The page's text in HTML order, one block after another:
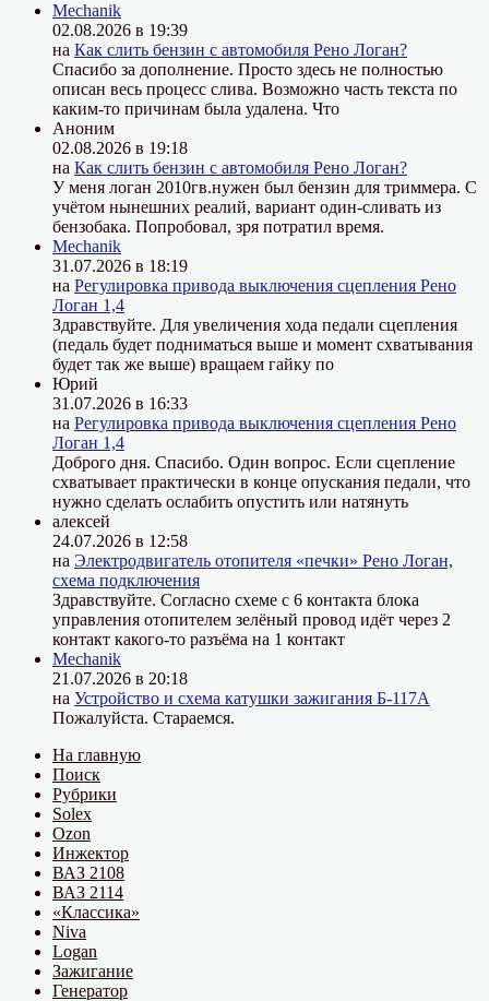
Mechanik
02.08.2026 в 19:39
на Как слить бензин с автомобиля Рено Логан?
Спасибо за дополнение. Просто здесь не полностью
описан весь процесс слива. Возможно часть текста по
каким-то причинам была удалена. Что
Аноним
02.08.2026 в 19:18
на Как слить бензин с автомобиля Рено Логан?
У меня логан 2010гв.нужен был бензин для триммера. С
учётом нынешних реалий, вариант один-сливать из
бензобака. Попробовал, зря потратил время.
Mechanik
31.07.2026 в 18:19
на Регулировка привода выключения сцепления Рено
Логан 1,4
Здравствуйте. Для увеличения хода педали сцепления
(педаль будет подниматься выше и момент схватывания
будет так же выше) вращаем гайку по
Юрий
31.07.2026 в 16:33
на Регулировка привода выключения сцепления Рено
Логан 1,4
Доброго дня. Спасибо. Один вопрос. Если сцепление
схватывает практически в конце опускания педали, что
нужно сделать ослабить опустить или натянуть
алексей
24.07.2026 в 12:58
на Электродвигатель отопителя «печки» Рено Логан,
схема подключения
Здравствуйте. Согласно схеме с 6 контакта блока
управления отопителем зелёный провод идёт через 2
контакт какого-то разъёма на 1 контакт
Mechanik
21.07.2026 в 20:18
на Устройство и схема катушки зажигания Б-117А
Пожалуйста. Стараемся.
На главную
Поиск
Рубрики
Solex
Ozon
Инжектор
ВАЗ 2108
ВАЗ 2114
«Классика»
Niva
Logan
Зажигание
Генератор